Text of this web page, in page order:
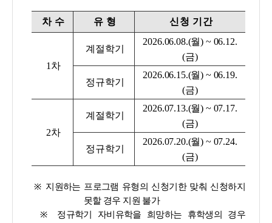
차 수 유 형 신청 기간
1차
계절학기
2026.06.08.(월) ~ 06.12.
(금)
정규학기
2026.06.15.(월) ~ 06.19.
(금)
2차
계절학기
2026.07.13.(월) ~ 07.17.
(금)
정규학기
2026.07.20.(월) ~ 07.24.
(금)
※ 지원하는 프로그램 유형의 신청기한 맞춰 신청하지
못할 경우 지원 불가
※ 정규학기 자비유학을 희망하는 휴학생의 경우